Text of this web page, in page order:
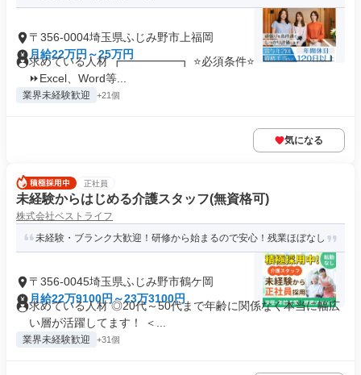
〒356-0004埼玉県ふじみ野市上福岡
月給22万円～25万円
求めている人材 ┏━━━━━┓ ⭐必須条件⭐ ┗━━━━━┛
⏩Excel、Word等...
業界未経験歓迎 +21個
気になる
正社員
未経験からはじめる介護スタッフ(無資格可)
株式会社ベストライフ
未経験・ブランク大歓迎！研修から始まるので安心！残業ほぼなし
〒356-0045埼玉県ふじみ野市鶴ケ岡
月給22万9100円～23万3100円
求めている人材 ◎20代～50代まで年齢に関係なく本当に幅広
い層が活躍してます！ ＜...
業界未経験歓迎 +31個